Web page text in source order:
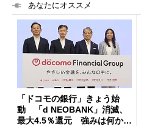
あなたにオススメ
「ドコモの銀行」きょう始
動 「d NEOBANK」消滅、
最大4.5％還元 強みは何か解